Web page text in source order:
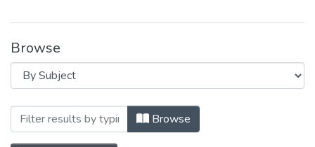
Browse
Browsing Магістерські роботи (ЗТРІ)
Browse